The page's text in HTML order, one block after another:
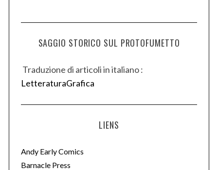
SAGGIO STORICO SUL PROTOFUMETTO
Traduzione di articoli in italiano :
LetteraturaGrafica
LIENS
Andy Early Comics
Barnacle Press